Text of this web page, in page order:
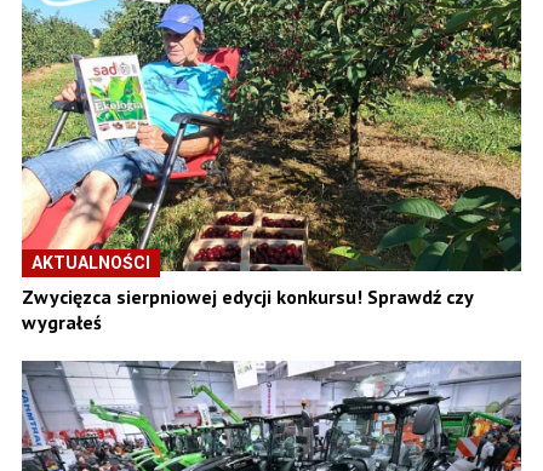
AKTUALNOŚCI
Zwycięzca sierpniowej edycji konkursu! Sprawdź czy
wygrałeś